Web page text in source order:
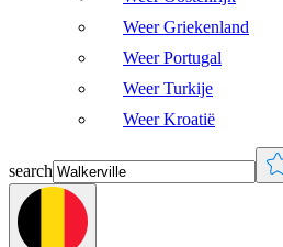
Weer Griekenland
Weer Portugal
Weer Turkije
Weer Kroatië
search